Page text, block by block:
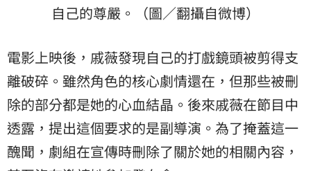
自己的尊嚴。（圖／翻攝自微博）
電影上映後，戚薇發現自己的打戲鏡頭被剪得支
離破碎。雖然角色的核心劇情還在，但那些被刪
除的部分都是她的心血結晶。後來戚薇在節目中
透露，提出這個要求的是副導演。為了掩蓋這一
醜聞，劇組在宣傳時刪除了關於她的相關內容，